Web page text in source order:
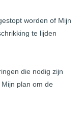
worden of Mijn
te lijden
die nodig zijn
plan om de